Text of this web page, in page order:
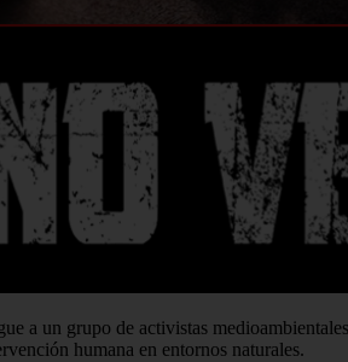
a un grupo de activistas
humana en entornos naturales.